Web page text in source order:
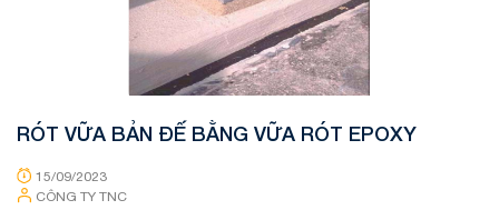
RÓT VỮA BẢN ĐẾ BẰNG VỮA RÓT EPOXY
15/09/2023
CÔNG TY TNC